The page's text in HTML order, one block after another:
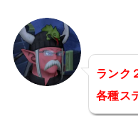
ランク
各種ス